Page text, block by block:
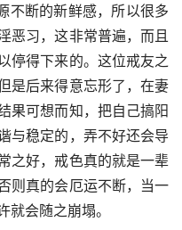
不断的新鲜感，所以很多
恶习，这非常普遍，而且
停得下来的。这位戒友之
是后来得意忘形了，在妻
果可想而知，把自己搞阳
与稳定的，弄不好还会导
之好，戒色真的就是一辈
则真的会厄运不断，当一
会随之崩塌。